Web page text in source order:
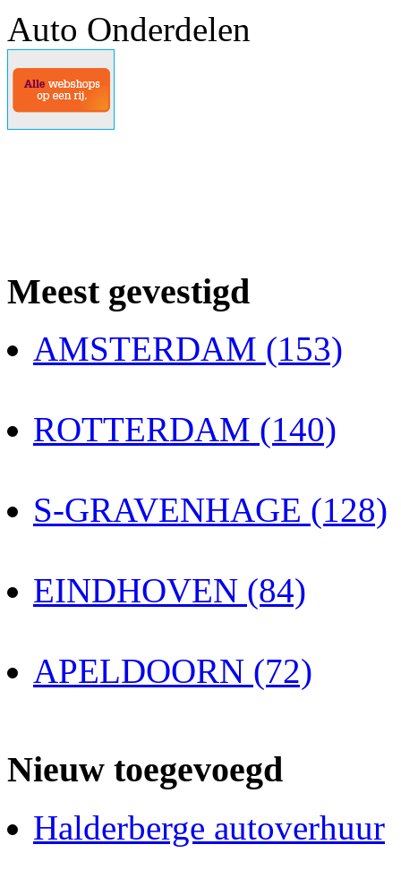
Auto Onderdelen
Meest gevestigd
AMSTERDAM (153)
ROTTERDAM (140)
S-GRAVENHAGE (128)
EINDHOVEN (84)
APELDOORN (72)
Nieuw toegevoegd
Halderberge autoverhuur